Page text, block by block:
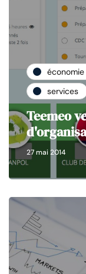
économie
services
Teemeo
27 mai 2014